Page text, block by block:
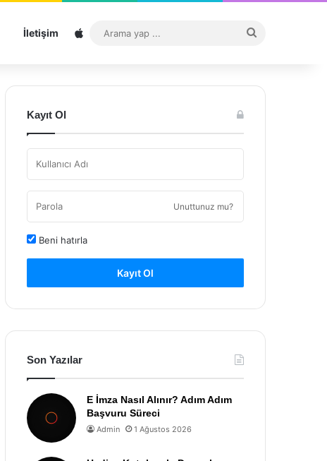
İletişim Sitemap
...
Kayıt Ol
Unuttunuz mu?
Beni hatırla
Kayıt Ol
Son Yazılar
E İmza Nasıl Alınır? Adım Adım
Başvuru Süreci
Admin 1 Ağustos 2026